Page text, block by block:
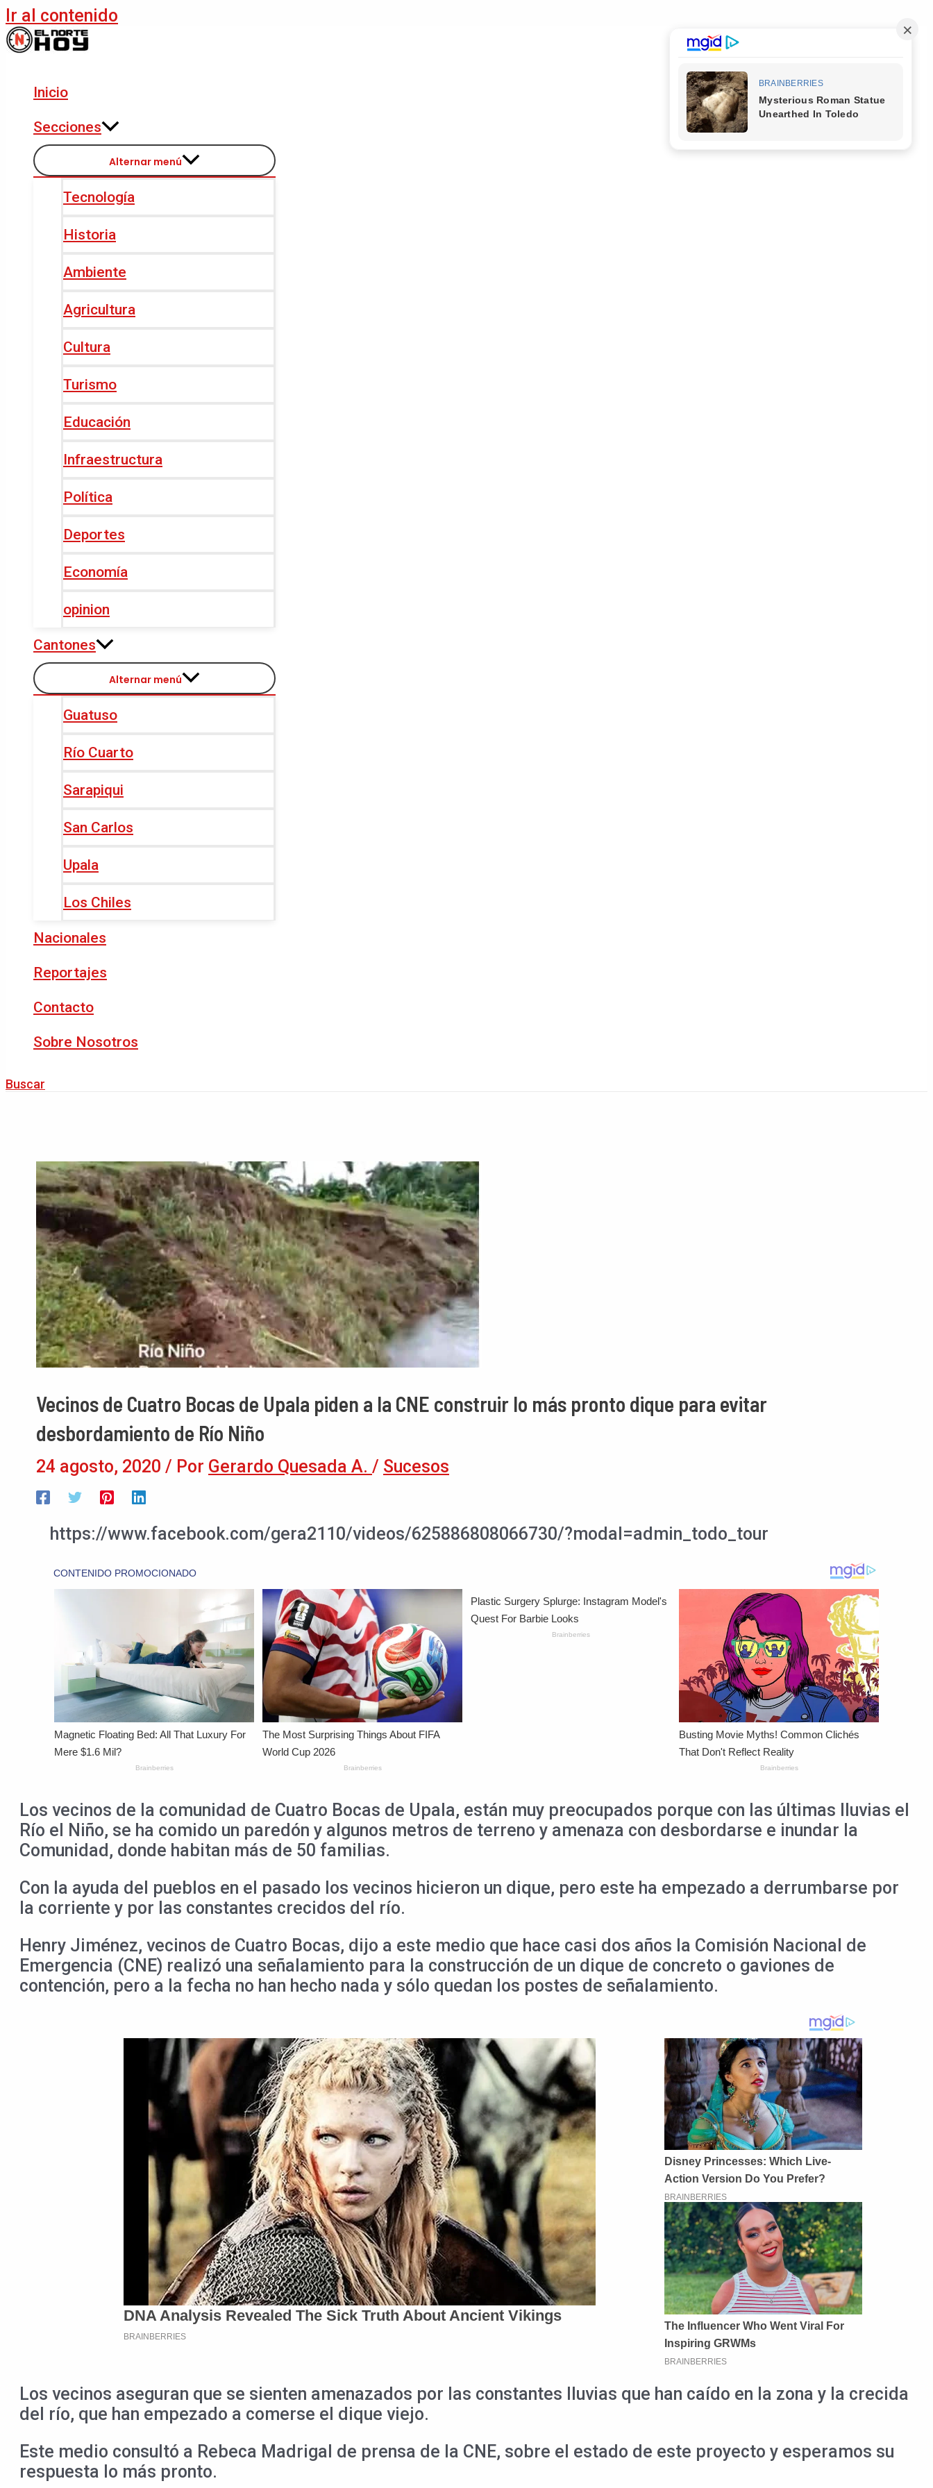
Ir al contenido
Inicio
Secciones
Alternar menú
Tecnología
Historia
Ambiente
Agricultura
Cultura
Turismo
Educación
Infraestructura
Política
Deportes
Economía
opinion
Cantones
Alternar menú
Guatuso
Río Cuarto
Sarapiqui
San Carlos
Upala
Los Chiles
Nacionales
Reportajes
Contacto
Sobre Nosotros
Buscar
Vecinos de Cuatro Bocas de Upala piden a la CNE construir lo más pronto dique para evitar
desbordamiento de Río Niño
24 agosto, 2020 / Por Gerardo Quesada A. / Sucesos
https://www.facebook.com/gera2110/videos/625886808066730/?modal=admin_todo_tour
Los vecinos de la comunidad de Cuatro Bocas de Upala, están muy preocupados porque con las últimas lluvias el
Río el Niño, se ha comido un paredón y algunos metros de terreno y amenaza con desbordarse e inundar la
Comunidad, donde habitan más de 50 familias.
Con la ayuda del pueblos en el pasado los vecinos hicieron un dique, pero este ha empezado a derrumbarse por
la corriente y por las constantes crecidos del río.
Henry Jiménez, vecinos de Cuatro Bocas, dijo a este medio que hace casi dos años la Comisión Nacional de
Emergencia (CNE) realizó una señalamiento para la construcción de un dique de concreto o gaviones de
contención, pero a la fecha no han hecho nada y sólo quedan los postes de señalamiento.
Los vecinos aseguran que se sienten amenazados por las constantes lluvias que han caído en la zona y la crecida
del río, que han empezado a comerse el dique viejo.
Este medio consultó a Rebeca Madrigal de prensa de la CNE, sobre el estado de este proyecto y esperamos su
respuesta lo más pronto.